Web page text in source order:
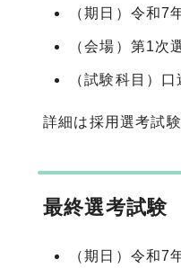
（期日）令和
（会場）第1次
（試験科目）
詳細は採用選考試
最終選考試験
（期日）令和